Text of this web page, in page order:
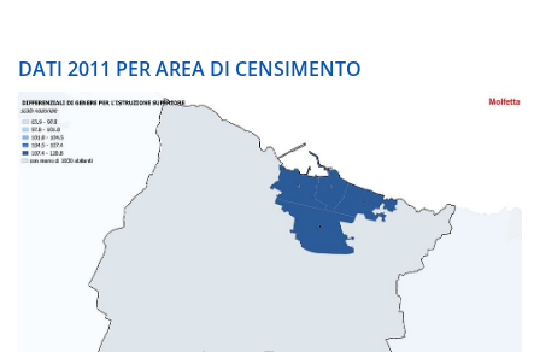
DATI 2011 PER AREA DI CENSIMENTO